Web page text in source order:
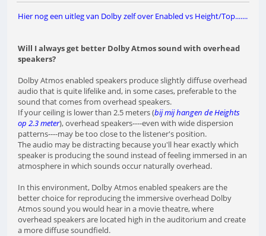
Hier nog een uitleg van Dolby zelf over Enabled vs Height/Top.......
Will I always get better Dolby Atmos sound with overhead
speakers?
Dolby Atmos enabled speakers produce slightly diffuse overhead
audio that is quite lifelike and, in some cases, preferable to the
sound that comes from overhead speakers.
If your ceiling is lower than 2.5 meters (bij mij hangen de Heights
op 2.3 meter), overhead speakers----even with wide dispersion
patterns----may be too close to the listener's position.
The audio may be distracting because you'll hear exactly which
speaker is producing the sound instead of feeling immersed in an
atmosphere in which sounds occur naturally overhead.
In this environment, Dolby Atmos enabled speakers are the
better choice for reproducing the immersive overhead Dolby
Atmos sound you would hear in a movie theatre, where
overhead speakers are located high in the auditorium and create
a more diffuse soundfield.